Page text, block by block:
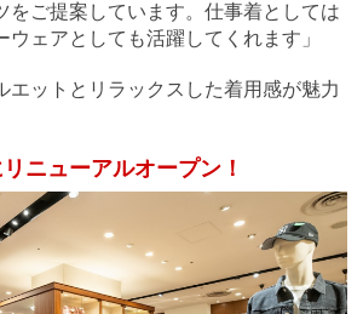
をご提案しています。仕事着としては
ウェアとしても活躍してくれます」
エットとリラックスした着用感が魅力
ニューアルオープン！